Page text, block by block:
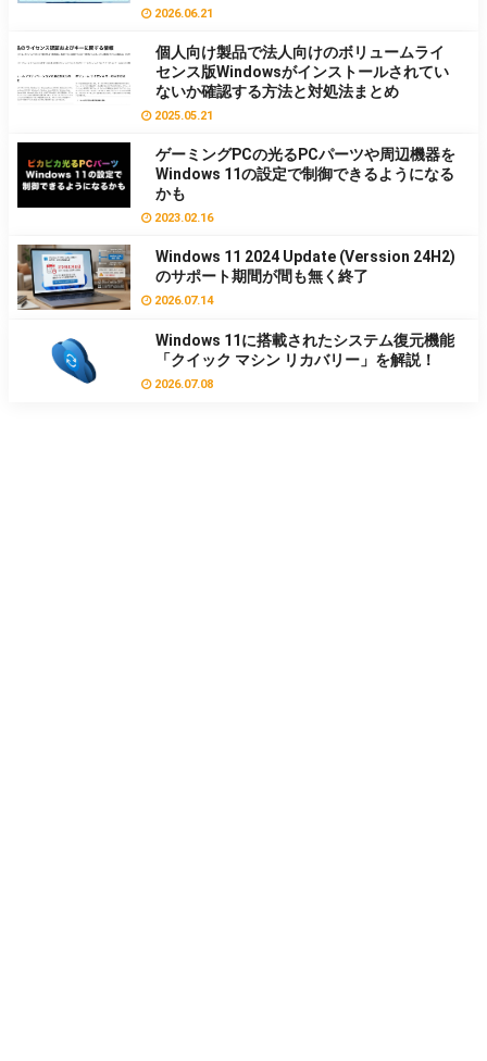
2026.06.21
個人向け製品で法人向けのボリュームライ
センス版Windowsがインストールされてい
ないか確認する方法と対処法まとめ
2025.05.21
ゲーミングPCの光るPCパーツや周辺機器を
Windows 11の設定で制御できるようになる
かも
2023.02.16
Windows 11 2024 Update (Verssion 24H2)
のサポート期間が間も無く終了
2026.07.14
Windows 11に搭載されたシステム復元機能
「クイック マシン リカバリー」を解説！
2026.07.08